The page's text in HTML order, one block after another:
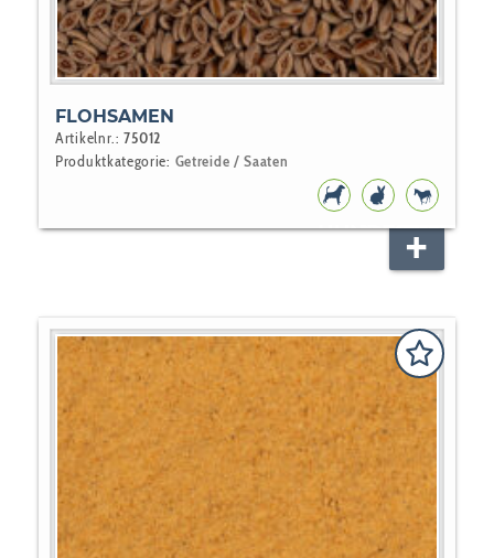
FLOHSAMEN
Artikelnr.:75012
Produktkategorie: Getreide / Saaten
HUNDEFUTTER
NAGERPFERD